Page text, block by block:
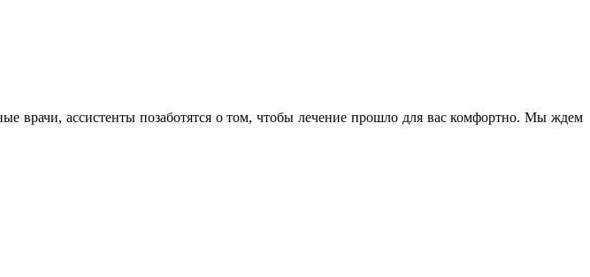
врачи, ассистенты позаботятся о том, чтобы лечение прошло для вас комфортно. Мы ждем